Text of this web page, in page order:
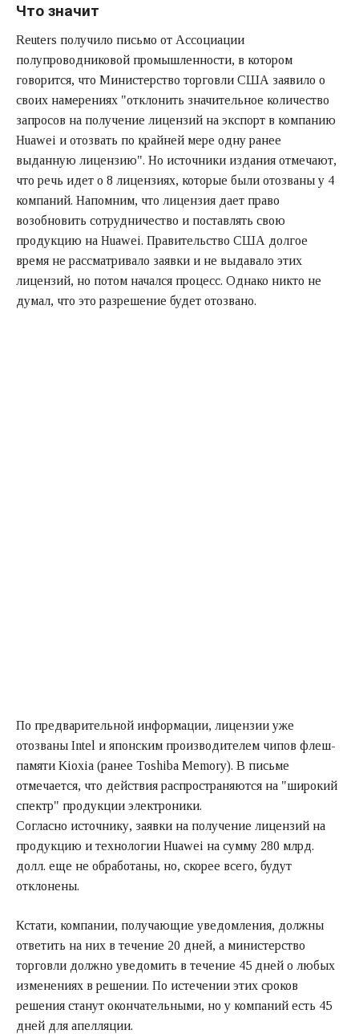
Что значит
Reuters получило письмо от Ассоциации
полупроводниковой промышленности, в котором
говорится, что Министерство торговли США заявило о
своих намерениях "отклонить значительное количество
запросов на получение лицензий на экспорт в компанию
Huawei и отозвать по крайней мере одну ранее
выданную лицензию". Но источники издания отмечают,
что речь идет о 8 лицензиях, которые были отозваны у 4
компаний. Напомним, что лицензия дает право
возобновить сотрудничество и поставлять свою
продукцию на Huawei. Правительство США долгое
время не рассматривало заявки и не выдавало этих
лицензий, но потом начался процесс. Однако никто не
думал, что это разрешение будет отозвано.
По предварительной информации, лицензии уже
отозваны Intel и японским производителем чипов флеш-
памяти Kioxia (ранее Toshiba Memory). В письме
отмечается, что действия распространяются на "широкий
спектр" продукции электроники.
Согласно источнику, заявки на получение лицензий на
продукцию и технологии Huawei на сумму 280 млрд.
долл. еще не обработаны, но, скорее всего, будут
отклонены.
Кстати, компании, получающие уведомления, должны
ответить на них в течение 20 дней, а министерство
торговли должно уведомить в течение 45 дней о любых
изменениях в решении. По истечении этих сроков
решения станут окончательными, но у компаний есть 45
дней для апелляции.